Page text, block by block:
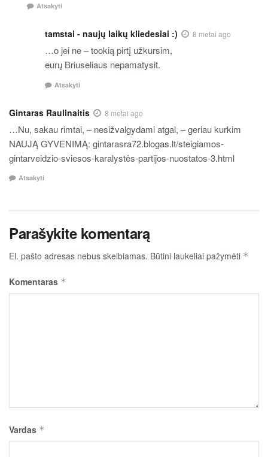
Atsakyti
tamstai - naujų laikų kliedesiai :) 8 metai ago
…o jei ne – tookią pirtį užkursim,
eurų Briuseliaus nepamatysit.
Atsakyti
Gintaras Raulinaitis 8 metai ago
…Nu, sakau rimtai, – nesižvalgydami atgal, – geriau kurkim
NAUJĄ GYVENIMĄ: gintarasra72.blogas.lt/steigiamos-
gintarveidzio-sviesos-karalystės-partijos-nuostatos-3.html
Atsakyti
Parašykite komentarą
El. pašto adresas nebus skelbiamas. Būtini laukeliai pažymėti *
Komentaras *
Vardas *